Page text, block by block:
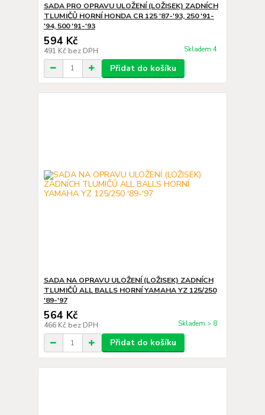
SADA PRO OPRAVU ULOŽENÍ (LOŽISEK) ZADNÍCH
TLUMIČŮ HORNÍ HONDA CR 125 '87-'93, 250 '91-
'94, 500 '91-'93
594 Kč
491 Kč bez DPH Skladem 4
Přidat do košíku
SADA NA OPRAVU ULOŽENÍ (LOŽISEK) ZADNÍCH
TLUMIČŮ ALL BALLS HORNÍ YAMAHA YZ 125/250
'89-'97
564 Kč
466 Kč bez DPH Skladem > 8
Přidat do košíku